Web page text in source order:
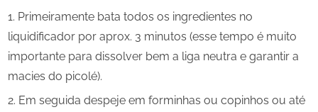
Primeiramente bata todos os ingredientes no
liquidificador por aprox. 3 minutos (esse tempo é muito
importante para dissolver bem a liga neutra e garantir a
macies do picolé).
Em seguida despeje em forminhas ou copinhos ou até